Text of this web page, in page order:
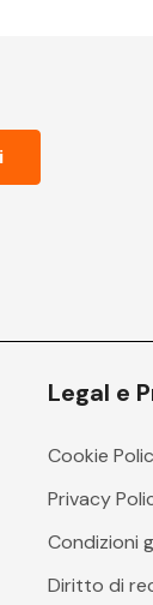
Legal e
Cookie
Privacy
Condizioni
Diritto di